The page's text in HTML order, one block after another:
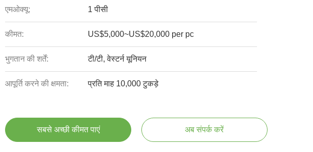
एमओक्यू: 1 पीसी
कीमत: US$5,000~US$20,000 per pc
भुगतान की शर्तें: टी/टी, वेस्टर्न यूनियन
आपूर्ति करने की क्षमता: प्रति माह 10,000 टुकड़े
सबसे अच्छी कीमत पाएं अब संपर्क करें